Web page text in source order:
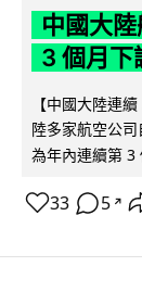
中國大
3 個月下
【中國大陸連
陸多家航空公
為年內連續第 3
33 5 ↗